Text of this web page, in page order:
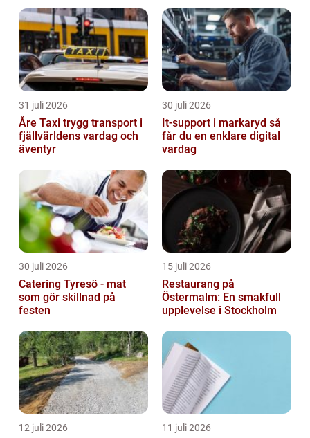
31 juli 2026
Åre Taxi trygg transport i
fjällvärldens vardag och
äventyr
30 juli 2026
It-support i markaryd så
får du en enklare digital
vardag
30 juli 2026
Catering Tyresö - mat
som gör skillnad på
festen
15 juli 2026
Restaurang på
Östermalm: En smakfull
upplevelse i Stockholm
12 juli 2026 11 juli 2026